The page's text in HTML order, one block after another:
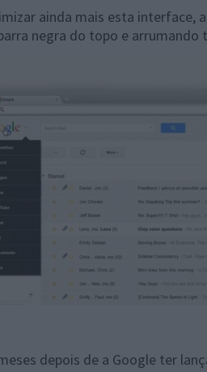
ainda mais esta interface,
negra do topo e arrumando
depois de a Google ter